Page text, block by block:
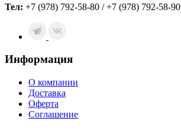
Тел: +7 (978) 792-58-80 / +7 (978) 792-58-90
Информация
О компании
Доставка
Оферта
Соглашение